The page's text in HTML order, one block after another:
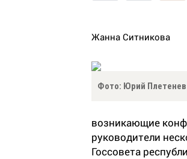
Жанна Ситникова
Фото: Юрий Плетенев
возникающие
руководители
Госсовета